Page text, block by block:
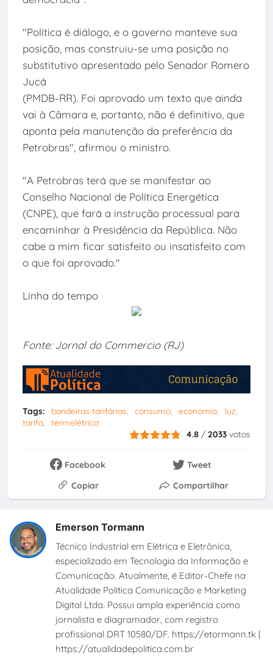
"Política é diálogo, e o governo manteve sua
posição, mas construiu-se uma posição no
substitutivo apresentado pelo Senador Romero
Jucá
(PMDB-RR). Foi aprovado um texto que ainda
vai à Câmara e, portanto, não é definitivo, que
aponta pela manutenção da preferência da
Petrobras", afirmou o ministro.
"A Petrobras terá que se manifestar ao
Conselho Nacional de Política Energética
(CNPE), que fará a instrução processual para
encaminhar à Presidência da República. Não
cabe a mim ficar satisfeito ou insatisfeito com
o que foi aprovado."
Linha do tempo
Fonte: Jornal do Commercio (RJ)
Tags: bandeiras tarifárias consumo economia
luz
tarifa
termelétrica
4.8 /2033 votos
Facebook
Tweet
Copiar
Compartilhar
Emerson Tormann
Técnico Industrial em Elétrica e Eletrônica,
especializado em Tecnologia da Informação e
Comunicação. Atualmente, é Editor-Chefe na
Atualidade Política Comunicação e Marketing
Digital Ltda. Possui ampla experiência como
jornalista e diagramador, com registro
profissional DRT 10580/DF. https://etormann.tk |
https://atualidadepolitica.com.br